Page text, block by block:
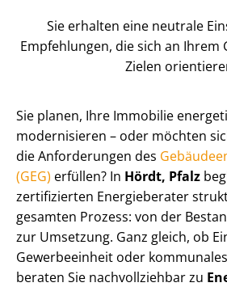
Sie erhalten eine neutrale
Empfehlungen, die sich an Ihrem
Zielen
Sie planen, Ihre Immobilie
modernisieren – oder möchten
die Anforderungen des
(GEG) erfüllen? In Hördt, Pfalz
zertifizierten Energieberater
gesamten Prozess: von der
zur Umsetzung. Ganz gleich, ob
Gewerbeeinheit oder
beraten Sie nachvollziehbar zu